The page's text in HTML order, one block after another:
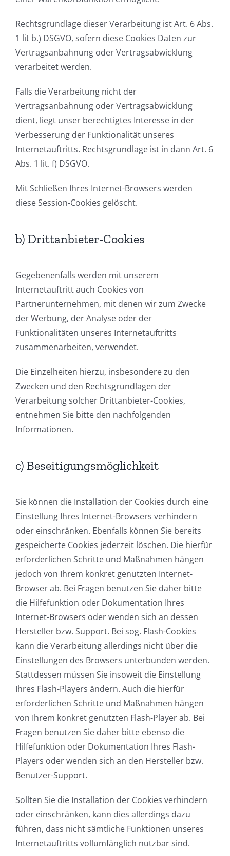
Rechtsgrundlage dieser Verarbeitung ist Art. 6 Abs.
1 lit b.) DSGVO, sofern diese Cookies Daten zur
Vertragsanbahnung oder Vertragsabwicklung
verarbeitet werden.
Falls die Verarbeitung nicht der
Vertragsanbahnung oder Vertragsabwicklung
dient, liegt unser berechtigtes Interesse in der
Verbesserung der Funktionalität unseres
Internetauftritts. Rechtsgrundlage ist in dann Art. 6
Abs. 1 lit. f) DSGVO.
Mit Schließen Ihres Internet-Browsers werden
diese Session-Cookies gelöscht.
b) Drittanbieter-Cookies
Gegebenenfalls werden mit unserem
Internetauftritt auch Cookies von
Partnerunternehmen, mit denen wir zum Zwecke
der Werbung, der Analyse oder der
Funktionalitäten unseres Internetauftritts
zusammenarbeiten, verwendet.
Die Einzelheiten hierzu, insbesondere zu den
Zwecken und den Rechtsgrundlagen der
Verarbeitung solcher Drittanbieter-Cookies,
entnehmen Sie bitte den nachfolgenden
Informationen.
c) Beseitigungsmöglichkeit
Sie können die Installation der Cookies durch eine
Einstellung Ihres Internet-Browsers verhindern
oder einschränken. Ebenfalls können Sie bereits
gespeicherte Cookies jederzeit löschen. Die hierfür
erforderlichen Schritte und Maßnahmen hängen
jedoch von Ihrem konkret genutzten Internet-
Browser ab. Bei Fragen benutzen Sie daher bitte
die Hilfefunktion oder Dokumentation Ihres
Internet-Browsers oder wenden sich an dessen
Hersteller bzw. Support. Bei sog. Flash-Cookies
kann die Verarbeitung allerdings nicht über die
Einstellungen des Browsers unterbunden werden.
Stattdessen müssen Sie insoweit die Einstellung
Ihres Flash-Players ändern. Auch die hierfür
erforderlichen Schritte und Maßnahmen hängen
von Ihrem konkret genutzten Flash-Player ab. Bei
Fragen benutzen Sie daher bitte ebenso die
Hilfefunktion oder Dokumentation Ihres Flash-
Players oder wenden sich an den Hersteller bzw.
Benutzer-Support.
Sollten Sie die Installation der Cookies verhindern
oder einschränken, kann dies allerdings dazu
führen, dass nicht sämtliche Funktionen unseres
Internetauftritts vollumfänglich nutzbar sind.